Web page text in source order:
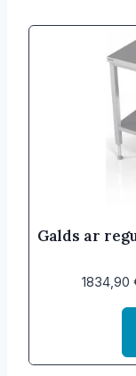
Galds ar
1834,90